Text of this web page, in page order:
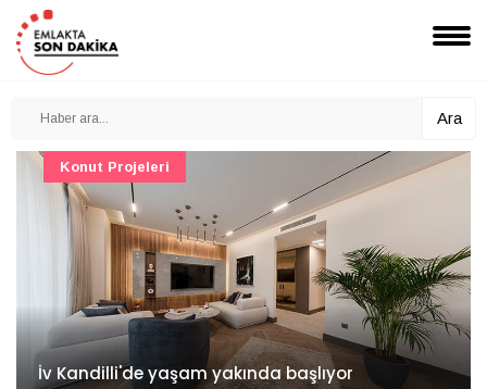
Ara
İv Kandilli'de yaşam yakında başlıyor
Konut Projeleri